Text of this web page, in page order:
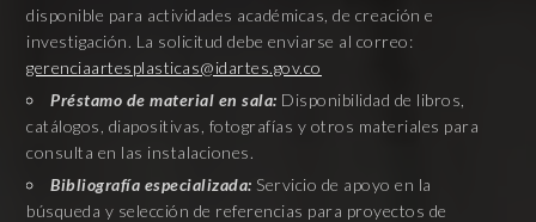
disponible para actividades académicas, de creación e
investigación. La solicitud debe enviarse al correo:
gerenciaartesplasticas@idartes.gov.co
Préstamo de material en sala: Disponibilidad de libros,
catálogos, diapositivas, fotografías y otros materiales para
consulta en las instalaciones.
Bibliografía especializada: Servicio de apoyo en la
búsqueda y selección de referencias para proyectos de